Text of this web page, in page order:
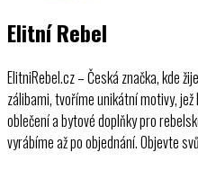
Elitní Rebel
ElitniRebel.cz – Česká značka, kde
zálibami, tvoříme unikátní motivy,
oblečení a bytové doplňky pro
vyrábíme až po objednání. Objevte